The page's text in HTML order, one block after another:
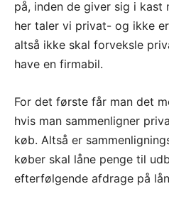
på, inden de giver sig i kast
her taler vi privat- og ikke
altså ikke skal forveksle
have en firmabil.
For det første får man det
hvis man sammenligner
køb. Altså er
køber skal låne penge til
efterfølgende afdrage på